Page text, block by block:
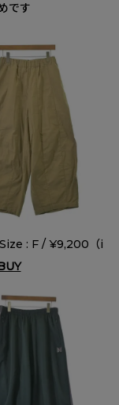
です
: F / ¥9,200（i